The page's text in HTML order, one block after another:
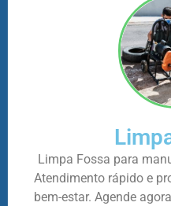
Limpa Fossa para
Atendimento rápido e
bem-estar. Agende